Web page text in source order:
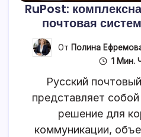
RuPost:
почтовая
От Полина
1 Мин.
Русский
представляет
решение для
коммуникации,